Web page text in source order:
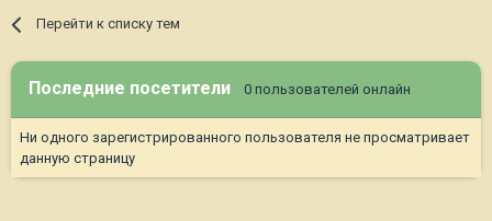
Перейти к списку тем
Последние посетители 0 пользователей онлайн
Ни одного зарегистрированного пользователя не просматривает
данную страницу